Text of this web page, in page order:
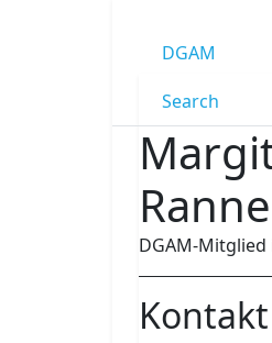
DGAM
Search
DGAM-Mitglied
Kontakt